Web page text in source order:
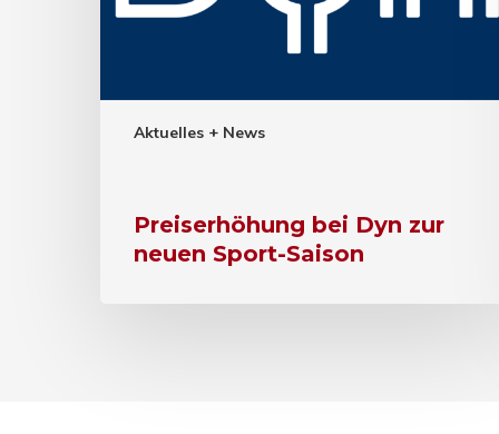
Aktuelles + News
Preiserhöhung bei Dyn zur
neuen Sport-Saison